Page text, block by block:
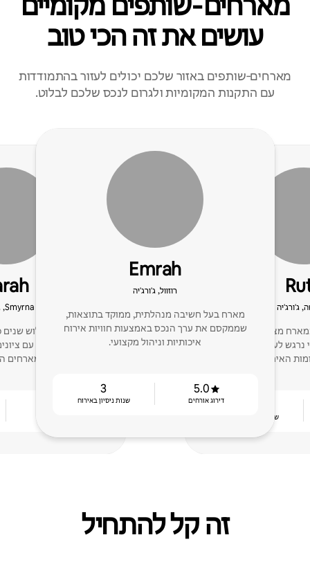
עושים את זה הכי טוב
מארחים‑שותפים באזור שלכם יכולים לעזור בהתמודדות
עם התקנות המקומיות ולגרום לנכס שלכם לבלוט.
ג'ורג'יה
מארח מאז 2022 כמארח מצטיין עם ביקורות
אני נרגש לעזור לכם להצטיין
האירוח שלכם!
שנות ניסיון באירוח
Emrah
רוזוול, ג'ורג'יה
מארח בעל חשיבה מנהלתית, ממוקד בתוצאות,
שממקסם את ערך הנכס באמצעות חוויות אירוח
איכותיות וניהול מקצועי.
5.0
דירוג אורחים
3
שנות ניסיון באירוח
Smyrna, ג'ורג'יה
יש לי ניסיון של שלוש
המארחים
זה קל להתחיל